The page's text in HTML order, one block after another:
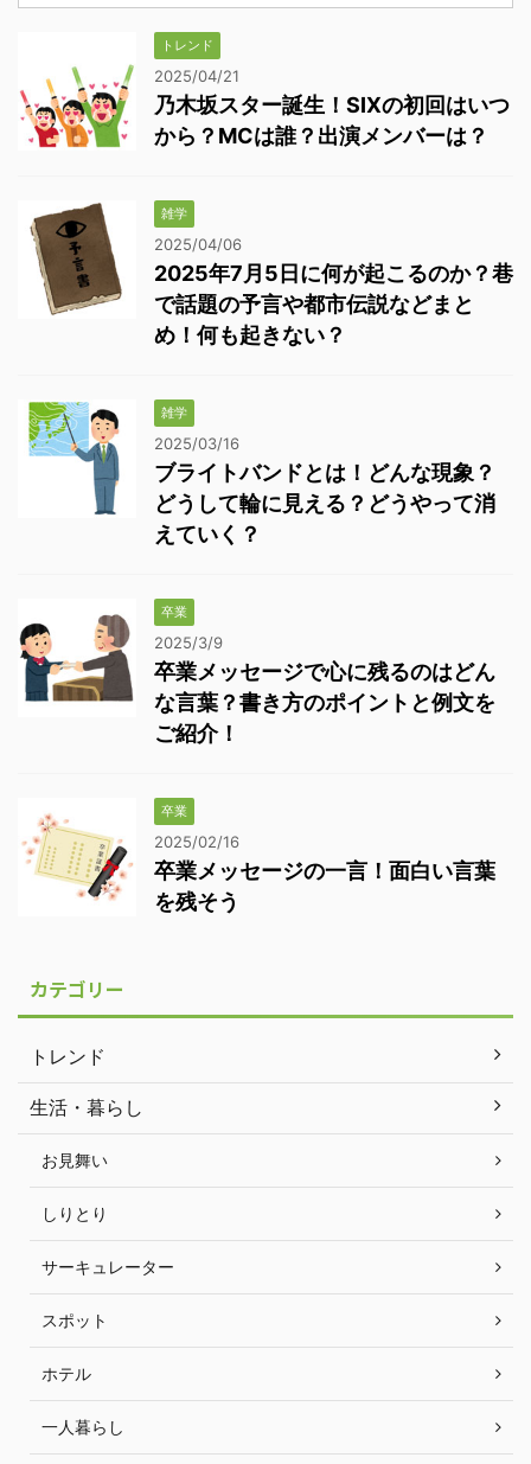
トレンド
2025/04/21
乃木坂スター誕生！SIXの初回はいつ
から？MCは誰？出演メンバーは？
雑学
2025/04/06
2025年7月5日に何が起こるのか？巷
で話題の予言や都市伝説などまと
め！何も起きない？
雑学
2025/03/16
ブライトバンドとは！どんな現象？
どうして輪に見える？どうやって消
えていく？
卒業
2025/3/9
卒業メッセージで心に残るのはどん
な言葉？書き方のポイントと例文を
ご紹介！
卒業
2025/02/16
卒業メッセージの一言！面白い言葉
を残そう
カテゴリー
トレンド
生活・暮らし
お見舞い
しりとり
サーキュレーター
スポット
ホテル
一人暮らし